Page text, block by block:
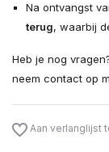
Na ontvangst
terug, waarbij
Heb je nog
neem contact op
Aan verlanglijst